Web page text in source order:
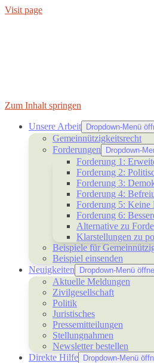
Visit page
Zum Inhalt springen
Unsere Arbeit Dropdown-Menü
Gemeinnützigkeitsrecht
Forderungen
Dropdown-
Forderung 1:
Forderung 2:
Forderung 3:
Forderung 4:
Forderung 5: Keine
Forderung 6:
Alternative zu
Klarstellungen zu
Beispiele für
Beispiel einsenden
Neuigkeiten
Dropdown-Menü
Aktuelle Meldungen
Zivilgesellschaft
Politik
Juristisches
Pressemitteilungen
Stellungnahmen
Newsletter bestellen
Direkte Hilfe
Dropdown-Menü